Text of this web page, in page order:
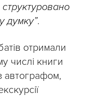
думку”.
отримали
числі книги
автографом,